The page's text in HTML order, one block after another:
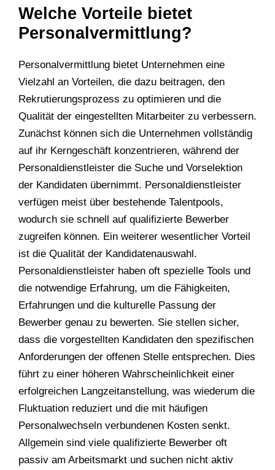
Welche Vorteile bietet
Personalvermittlung?
Personalvermittlung bietet Unternehmen eine
Vielzahl an Vorteilen, die dazu beitragen, den
Rekrutierungsprozess zu optimieren und die
Qualität der eingestellten Mitarbeiter zu verbessern.
Zunächst können sich die Unternehmen vollständig
auf ihr Kerngeschäft konzentrieren, während der
Personaldienstleister die Suche und Vorselektion
der Kandidaten übernimmt. Personaldienstleister
verfügen meist über bestehende Talentpools,
wodurch sie schnell auf qualifizierte Bewerber
zugreifen können. Ein weiterer wesentlicher Vorteil
ist die Qualität der Kandidatenauswahl.
Personaldienstleister haben oft spezielle Tools und
die notwendige Erfahrung, um die Fähigkeiten,
Erfahrungen und die kulturelle Passung der
Bewerber genau zu bewerten. Sie stellen sicher,
dass die vorgestellten Kandidaten den spezifischen
Anforderungen der offenen Stelle entsprechen. Dies
führt zu einer höheren Wahrscheinlichkeit einer
erfolgreichen Langzeitanstellung, was wiederum die
Fluktuation reduziert und die mit häufigen
Personalwechseln verbundenen Kosten senkt.
Allgemein sind viele qualifizierte Bewerber oft
passiv am Arbeitsmarkt und suchen nicht aktiv